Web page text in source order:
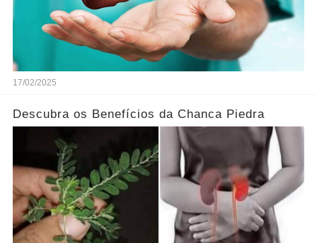
17/02/2025
Descubra os Benefícios da Chanca Piedra